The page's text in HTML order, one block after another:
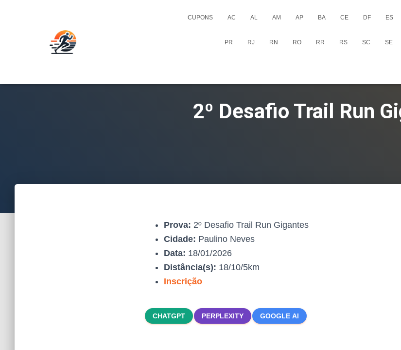
CUPONS AC AL AM AP BA CE DF ES
PR RJ RN RO RR RS SC SE
2º Desafio Trail Run
Prova: 2º Desafio Trail Run Gigantes
Cidade: Paulino Neves
Data: 18/01/2026
Distância(s): 18/10/5km
Inscrição
CHATGPT PERPLEXITY GOOGLE AI